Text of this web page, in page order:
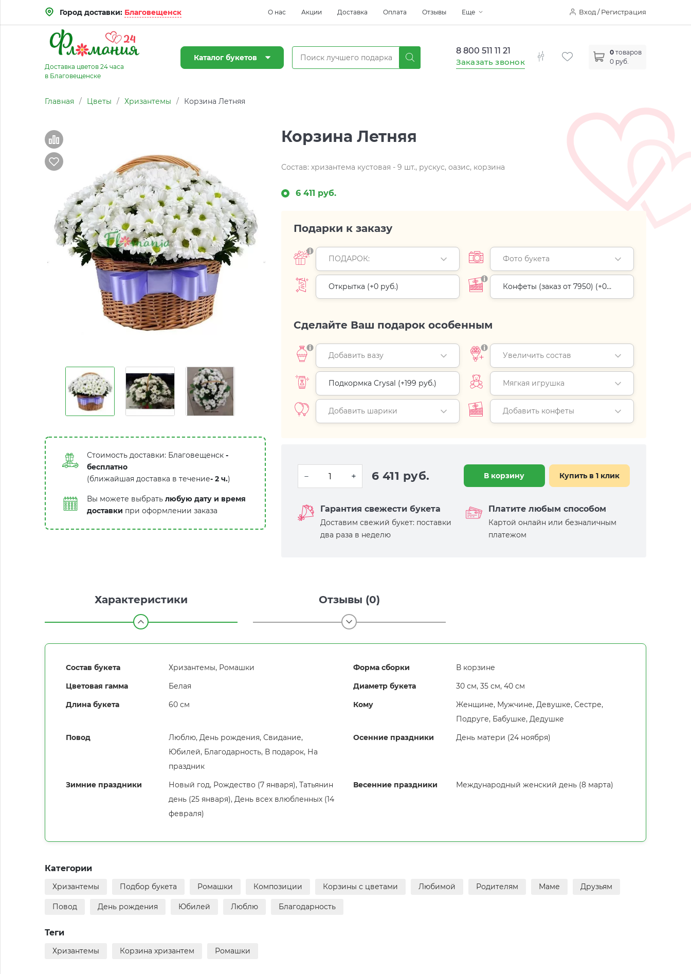
Вход / Регистрация
Город доставки: Благовещенск О нас Акции Доставка Оплата Отзывы Еще
0 товаров
0 руб.
8 800 511 11 21
Заказать звонок
Доставка цветов 24 часа
в Благовещенске
Каталог букетов
Главная / Цветы / Хризантемы / Корзина Летняя
Стоимость доставки: Благовещенск -
бесплатно
(ближайшая доставка в течение- 2 ч.)
Вы можете выбрать любую дату и время
доставки при оформлении заказа
Корзина Летняя
Состав: хризантема кустовая - 9 шт., рускус, оазис, корзина
6 411 руб.
Подарки к заказу
ПОДАРОК: Фото букета
Открытка (+0 руб.) Конфеты (заказ от 7950) (+0
руб.)
Сделайте Ваш подарок особенным
Добавить вазу Увеличить состав
Подкормка Crysal (+199 руб.) Мягкая игрушка
Добавить шарики Добавить конфеты
6 411 руб. В корзину Купить в 1 клик
Гарантия свежести букета
Доставим свежий букет: поставки
два раза в неделю
Платите любым способом
Картой онлайн или безналичным
платежом
Характеристики Отзывы (0)
Состав букета Хризантемы, Ромашки Форма сборки
В корзине
Цветовая гамма
Белая Диаметр букета
30 см, 35 см, 40 см
Длина букета
60 см Кому
Женщине, Мужчине, Девушке, Сестре,
Подруге, Бабушке, Дедушке
Повод
Люблю, День рождения, Свидание,
Юбилей, Благодарность, В подарок, На
праздник
Осенние праздники День матери (24 ноября)
Зимние праздники
Новый год, Рождество (7 января), Татьянин
день (25 января), День всех влюбленных (14
февраля)
Весенние праздники Международный женский день (8 марта)
Категории
Хризантемы Подбор букета Ромашки Композиции Корзины с цветами Любимой Родителям Маме Друзьям
Повод День рождения Юбилей Люблю Благодарность
Теги
Хризантемы Корзина хризантем Ромашки